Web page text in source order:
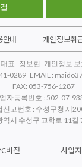
안내 개인정보취
표 : 장보현 개인정보 보
0289 EMAIL :
FAX: 053-756-1287
자등록번호 : 502-07-
신고번호 : 수성구청 제
역시 수성구 교학로 11길
버전 사업